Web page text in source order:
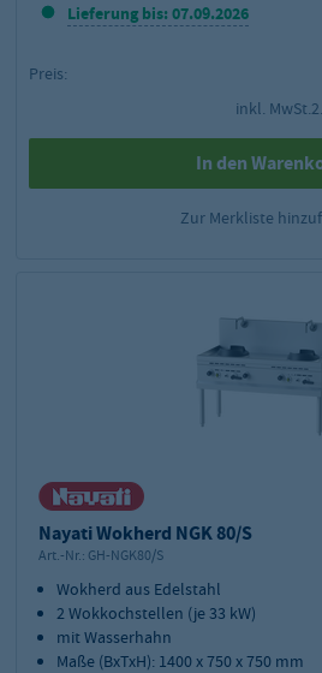
Lieferung bis: 07.09.2026
Preis:
inkl. MwSt.
In den
Zur Merkliste
Nayati Wokherd NGK 80/S
Art.-Nr.: GH-NGK80/S
Wokherd aus Edelstahl
2 Wokkochstellen (je 33 kW)
mit Wasserhahn
Maße (BxTxH): 1400 x 750 x 750 mm